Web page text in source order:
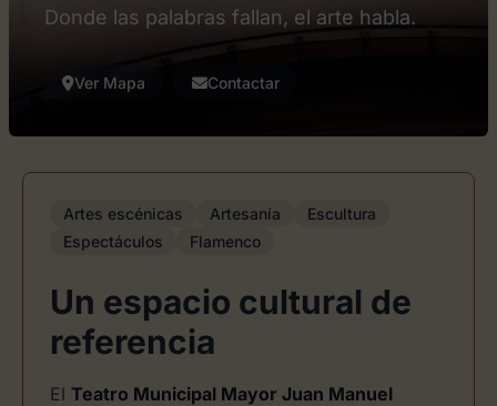
Donde las palabras fallan, el arte habla.
Ver Mapa Contactar
Artes escénicas Artesanía
Escultura
Espectáculos
Flamenco
Un espacio cultural de
referencia
El Teatro Municipal Mayor Juan Manuel